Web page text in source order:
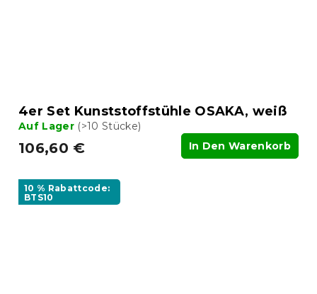
4er Set Kunststoffstühle OSAKA, weiß
Auf Lager (>10 Stücke)
106,60 € In Den Warenkorb
10 % Rabattcode:
BTS10